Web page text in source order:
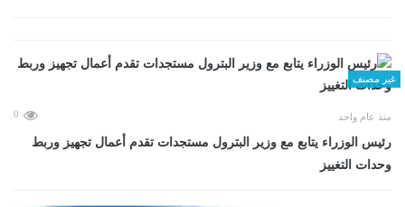
غير مصنف
منذ عام واحد 0
رئيس الوزراء يتابع مع وزير البترول مستجدات تقدم أعمال تجهيز وربط
وحدات التغييز